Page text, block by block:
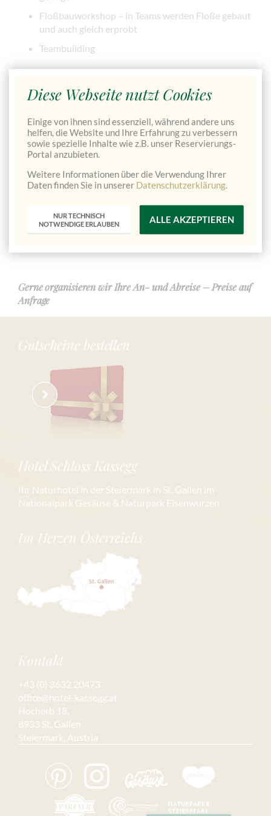
Floßbauworkshop – in Teams werden Floße gebaut
und auch gleich erprobt
Teambuilding
Alle Programme im Überblick
Preis pro SchülerIn inkl. Vollpension,
Programm mit Rafting, Transfers
ab
418,00€
Preis pro SchülerIn inkl. Vollpension,
Programm ohne Rafting, Transfers
ab
396,00
€
Preis pro LehrerIn inkl. Vollpension,
ab
Gerne organisieren wir Ihre An- und Abreise – Preise auf
Anfrage
Gutscheine bestellen
Hotel Schloss Kassegg
Ihr Naturhotel in der Steiermark in St. Gallen im
Nationalpark Gesäuse & Naturpark Eisenwurzen
Im Herzen Österreichs
Kontakt
+43 (0) 3632 20473
office@hotel-kassegg.at
Hocherb 18,
8933 St. Gallen
Steiermark, Austria
Diese Webseite nutzt Cookies
Einige von ihnen sind essenziell, während andere uns
helfen, die Website und Ihre Erfahrung zu verbessern
sowie spezielle Inhalte wie z.B. unser Reservierungs-
Portal anzubieten.
Weitere Informationen über die Verwendung Ihrer
Daten finden Sie in unserer Datenschutzerklärung.
NUR TECHNISCH
NOTWENDIGE ERLAUBEN
ALLE AKZEPTIEREN